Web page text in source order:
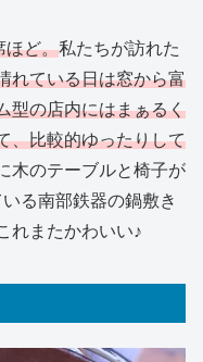
ほど。私たちが訪れた
れている日は窓から富
型の店内にはまぁるく
、比較的ゆったりして
木のテーブルと椅子が
る南部鉄器の鍋敷き
れまたかわいい♪